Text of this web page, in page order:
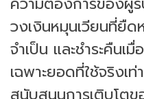
วงเงินหมุนเวียนที่ยืด
จำเป็น และชำระคืน
เฉพาะยอดที่ใช้จริงเท่
สนับสนุนการเติบโต